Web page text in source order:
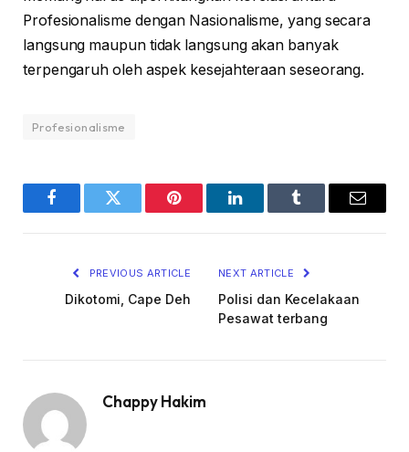
Profesionalisme dengan Nasionalisme, yang secara
langsung maupun tidak langsung akan banyak
terpengaruh oleh aspek kesejahteraan seseorang.
Profesionalisme
FacebookTwitter Pinterest LinkedInTumblr Email
PREVIOUS ARTICLE
Dikotomi, Cape Deh
NEXT ARTICLE
Polisi dan Kecelakaan
Pesawat terbang
Chappy Hakim